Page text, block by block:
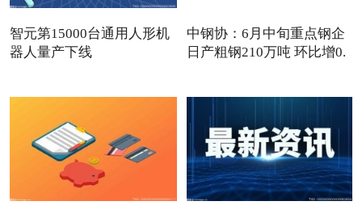
智元第15000台通用人形机
器人量产下线
中钢协：6月中旬重点钢企
日产粗钢210万吨 环比增0.